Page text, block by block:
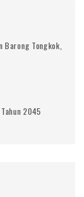
Tongkok,
2045